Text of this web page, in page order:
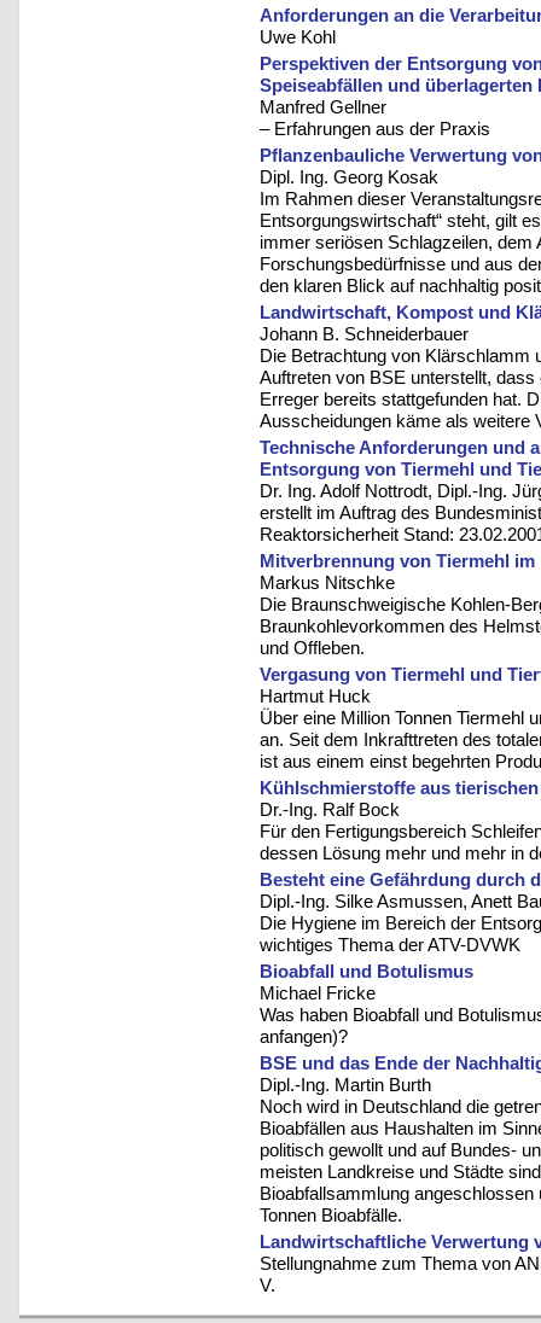
Anforderungen an die
Uwe Kohl
Perspektiven der Entsorgung
Speiseabfällen und überlagerten
Manfred Gellner
– Erfahrungen aus der Praxis
Pflanzenbauliche Verwertung
Dipl. Ing. Georg Kosak
Im Rahmen dieser
Entsorgungswirtschaft“ steht, gilt
immer seriösen Schlagzeilen, dem
Forschungsbedürfnisse und aus
den klaren Blick auf nachhaltig
Landwirtschaft, Kompost und
Johann B. Schneiderbauer
Die Betrachtung von Klärschlamm
Auftreten von BSE unterstellt,
Erreger bereits stattgefunden hat.
Ausscheidungen käme als weitere
Technische Anforderungen und
Entsorgung von Tiermehl und
Dr. Ing. Adolf Nottrodt, Dipl.-Ing.
erstellt im Auftrag des
Reaktorsicherheit Stand:
Mitverbrennung von Tiermehl
Markus Nitschke
Die Braunschweigische Kohlen-
Braunkohlevorkommen des
und Offleben.
Vergasung von Tiermehl und
Hartmut Huck
Über eine Million Tonnen Tiermehl
an. Seit dem Inkrafttreten des
ist aus einem einst begehrten
Kühlschmierstoffe aus
Dr.-Ing. Ralf Bock
Für den Fertigungsbereich
dessen Lösung mehr und mehr in
Besteht eine Gefährdung durch
Dipl.-Ing. Silke Asmussen, Anett
Die Hygiene im Bereich der
wichtiges Thema der ATV-DVWK
Bioabfall und Botulismus
Michael Fricke
Was haben Bioabfall und
anfangen)?
BSE und das Ende der
Dipl.-Ing. Martin Burth
Noch wird in Deutschland die
Bioabfällen aus Haushalten im
politisch gewollt und auf Bundes-
meisten Landkreise und Städte
Bioabfallsammlung
Tonnen Bioabfälle.
Landwirtschaftliche Verwertung
Stellungnahme zum Thema von
V.